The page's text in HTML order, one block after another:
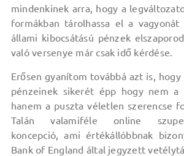
mindenkinek arra, hogy a
formákban tárolhassa el a
állami kibocsátású pénzek
való versenye már csak idő kérdése.
Erősen gyanítom továbbá azt is,
pénzeinek sikerét épp hogy nem a
hanem a puszta véletlen szerencse
Talán valamiféle online
koncepció, ami értékállóbbnak
Bank of England által jegyzett